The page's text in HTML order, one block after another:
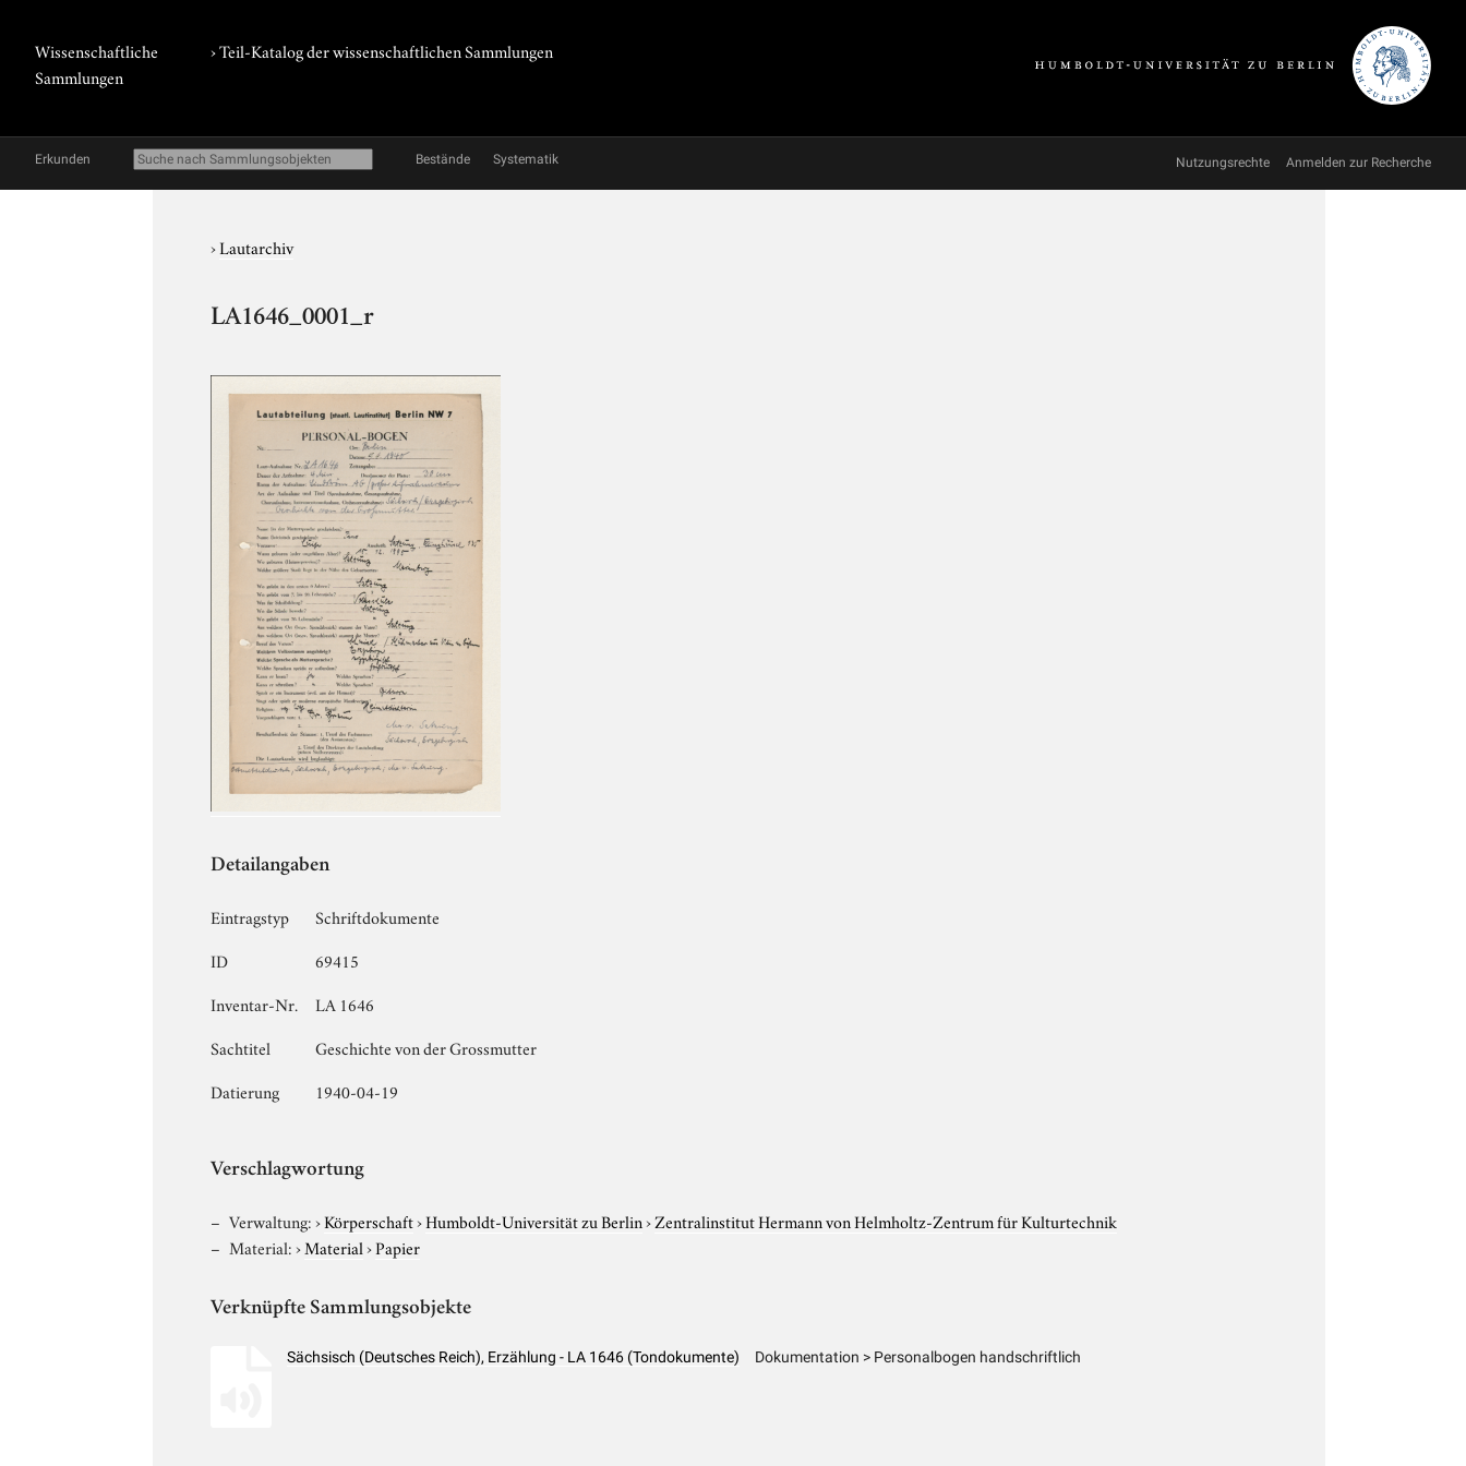
Wissenschaftliche
Sammlungen
› Teil-Katalog der wissenschaftlichen Sammlungen
Erkunden Bestände Systematik Nutzungsrechte Anmelden zur Recherche
›Lautarchiv
LA1646_0001_r
Detailangaben
Eintragstyp
Schriftdokumente
ID
69415
Inventar-Nr.
LA 1646
Sachtitel
Geschichte von der Grossmutter
Datierung
1940-04-19
Verschlagwortung
Verwaltung:›Körperschaft›Humboldt-Universität zu Berlin›Zentralinstitut Hermann von Helmholtz-Zentrum für Kulturtechnik
Material:›Material›Papier
Verknüpfte Sammlungsobjekte
Sächsisch (Deutsches Reich), Erzählung - LA 1646 (Tondokumente) Dokumentation > Personalbogen handschriftlich